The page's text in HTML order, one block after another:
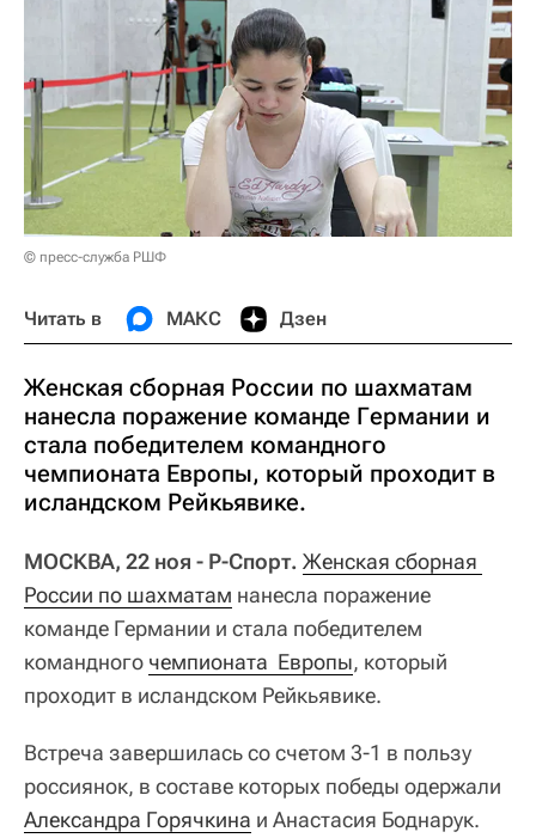
© пресс-служба РШФ
Читать в МАКС Дзен
Женская сборная России по шахматам
нанесла поражение команде Германии и
стала победителем командного
чемпионата Европы, который проходит в
исландском Рейкьявике.
МОСКВА, 22 ноя - Р-Спорт. Женская сборная
России по шахматам нанесла поражение
команде Германии и стала победителем
командного чемпионата  Европы, который
проходит в исландском Рейкьявике.
Встреча завершилась со счетом 3-1 в пользу
россиянок, в составе которых победы одержали
Александра Горячкина и Анастасия Боднарук.